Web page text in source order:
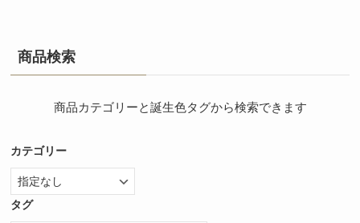
商品検索
商品カテゴリーと誕生色タグから検索できます
カテゴリー
タグ